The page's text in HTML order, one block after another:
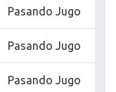
Pasando Jugo
Pasando Jugo
Pasando Jugo